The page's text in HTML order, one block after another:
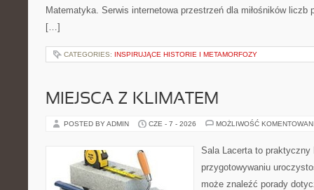
Matematyka. Serwis internetowa przestrzeń dla miłośników liczb
[…]
CATEGORIES: INSPIRUJĄCE HISTORIE I METAMORFOZY
MIEJSCA Z KLIMATEM
POSTED BY ADMIN CZE - 7 - 2026 MOŻLIWOŚĆ
Sala Lacerta to praktyczny
przygotowywaniu
może znaleźć porady